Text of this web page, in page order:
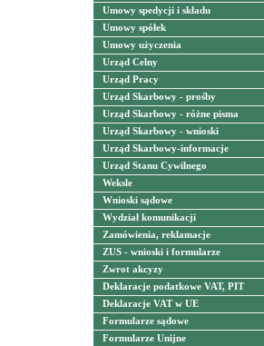
Umowy spedycji i składu
Umowy spółek
Umowy użyczenia
Urząd Celny
Urząd Pracy
Urząd Skarbowy - prośby
Urząd Skarbowy - różne pisma
Urząd Skarbowy - wnioski
Urząd Skarbowy-informacje
Urząd Stanu Cywilnego
Weksle
Wnioski sądowe
Wydział komunikacji
Zamówienia, reklamacje
ZUS - wnioski i formularze
Zwrot akcyzy
Deklaracje podatkowe VAT, PIT
Deklaracje VAT w UE
Formularze sądowe
Formularze Unijne